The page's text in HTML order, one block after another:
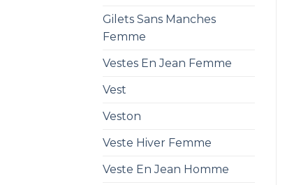
Gilets Sans Manches
Femme
Vestes En Jean Femme
Vest
Veston
Veste Hiver Femme
Veste En Jean Homme